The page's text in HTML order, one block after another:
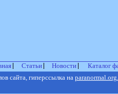
Статьи Новости
Каталог
сайта, гиперссылка на